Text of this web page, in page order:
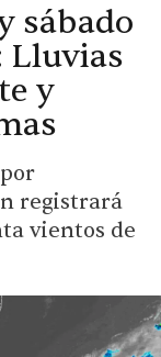
sábado
Lluvias
y
registrará
vientos de